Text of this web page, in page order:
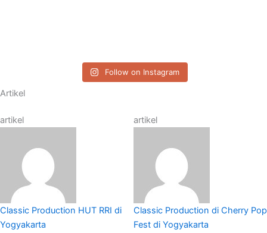
Follow on Instagram
Artikel
artikel
Classic Production HUT RRI di
Yogyakarta
artikel
Classic Production di Cherry Pop
Fest di Yogyakarta